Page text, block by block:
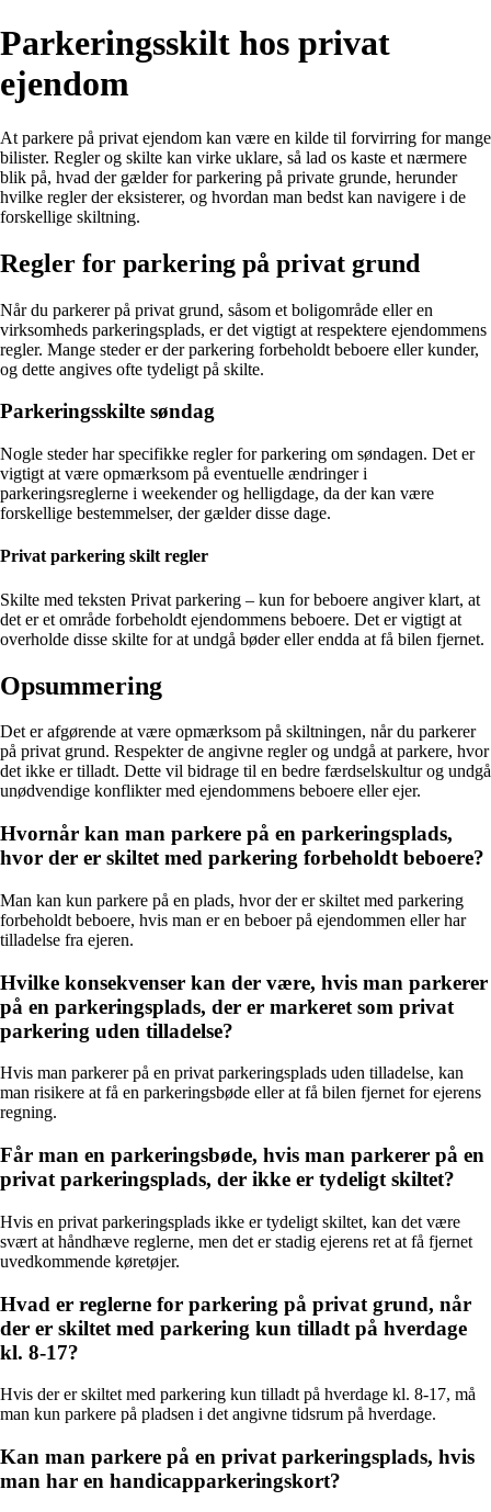
Parkeringsskilt hos privat
ejendom
At parkere på privat ejendom kan være en kilde til forvirring for mange
bilister. Regler og skilte kan virke uklare, så lad os kaste et nærmere
blik på, hvad der gælder for parkering på private grunde, herunder
hvilke regler der eksisterer, og hvordan man bedst kan navigere i de
forskellige skiltning.
Regler for parkering på privat grund
Når du parkerer på privat grund, såsom et boligområde eller en
virksomheds parkeringsplads, er det vigtigt at respektere ejendommens
regler. Mange steder er der parkering forbeholdt beboere eller kunder,
og dette angives ofte tydeligt på skilte.
Parkeringsskilte søndag
Nogle steder har specifikke regler for parkering om søndagen. Det er
vigtigt at være opmærksom på eventuelle ændringer i
parkeringsreglerne i weekender og helligdage, da der kan være
forskellige bestemmelser, der gælder disse dage.
Privat parkering skilt regler
Skilte med teksten Privat parkering – kun for beboere angiver klart, at
det er et område forbeholdt ejendommens beboere. Det er vigtigt at
overholde disse skilte for at undgå bøder eller endda at få bilen fjernet.
Opsummering
Det er afgørende at være opmærksom på skiltningen, når du parkerer
på privat grund. Respekter de angivne regler og undgå at parkere, hvor
det ikke er tilladt. Dette vil bidrage til en bedre færdselskultur og undgå
unødvendige konflikter med ejendommens beboere eller ejer.
Hvornår kan man parkere på en parkeringsplads,
hvor der er skiltet med parkering forbeholdt beboere?
Man kan kun parkere på en plads, hvor der er skiltet med parkering
forbeholdt beboere, hvis man er en beboer på ejendommen eller har
tilladelse fra ejeren.
Hvilke konsekvenser kan der være, hvis man parkerer
på en parkeringsplads, der er markeret som privat
parkering uden tilladelse?
Hvis man parkerer på en privat parkeringsplads uden tilladelse, kan
man risikere at få en parkeringsbøde eller at få bilen fjernet for ejerens
regning.
Får man en parkeringsbøde, hvis man parkerer på en
privat parkeringsplads, der ikke er tydeligt skiltet?
Hvis en privat parkeringsplads ikke er tydeligt skiltet, kan det være
svært at håndhæve reglerne, men det er stadig ejerens ret at få fjernet
uvedkommende køretøjer.
Hvad er reglerne for parkering på privat grund, når
der er skiltet med parkering kun tilladt på hverdage
kl. 8-17?
Hvis der er skiltet med parkering kun tilladt på hverdage kl. 8-17, må
man kun parkere på pladsen i det angivne tidsrum på hverdage.
Kan man parkere på en privat parkeringsplads, hvis
man har en handicapparkeringskort?